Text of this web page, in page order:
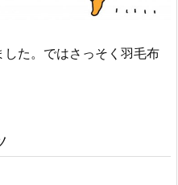
た。ではさっそく羽毛布